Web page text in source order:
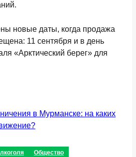
новые даты, когда продажа
11 сентября и в день
«Арктический берег» для
в Мурманске: на каких
Общество